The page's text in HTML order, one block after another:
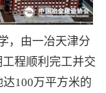
，由一冶天津分
程顺利完工并交
100万平方米的